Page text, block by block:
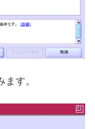
す。